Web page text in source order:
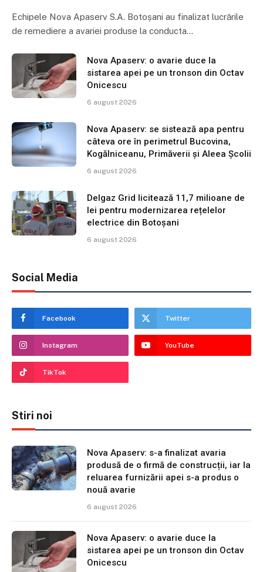
Echipele Nova Apaserv S.A. Botoșani au finalizat lucrările
de remediere a avariei produse la conducta…
Nova Apaserv: o avarie duce la
sistarea apei pe un tronson din Octav
Onicescu
6 august 2026
Nova Apaserv: se sistează apa pentru
câteva ore în perimetrul Bucovina,
Kogălniceanu, Primăverii și Aleea Școlii
6 august 2026
Delgaz Grid licitează 11,7 milioane de
lei pentru modernizarea rețelelor
electrice din Botoșani
6 august 2026
Social Media
Facebook Twitter
Instagram YouTube
TikTok
Stiri noi
Nova Apaserv: s-a finalizat avaria
produsă de o firmă de construcții, iar la
reluarea furnizării apei s-a produs o
nouă avarie
6 august 2026
Nova Apaserv: o avarie duce la
sistarea apei pe un tronson din Octav
Onicescu